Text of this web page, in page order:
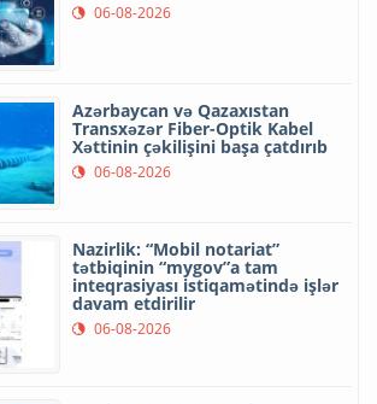
06-08-2026
Azərbaycan və Qazaxıstan
Transxəzər Fiber-Optik Kabel
Xəttinin çəkilişini başa çatdırıb
06-08-2026
Nazirlik: “Mobil notariat”
tətbiqinin “mygov”a tam
inteqrasiyası istiqamətində işlər
davam etdirilir
06-08-2026